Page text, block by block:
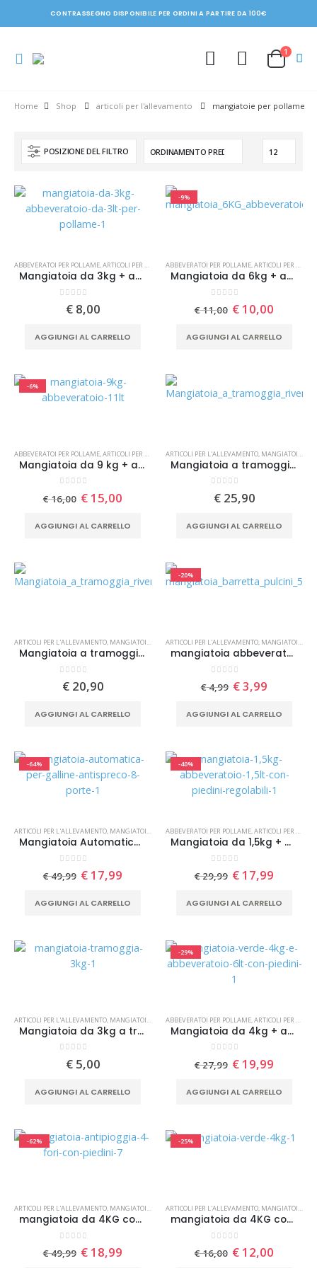
CONTRASSEGNO DISPONIBILE PER ORDINI A PARTIRE DA 100€
1
Shop articoli per l'allevamento mangiatoie per pollame
POSIZIONE DEL FILTRO
ABBEVERATOI PER POLLAME,ARTICOLI PER L'ALLEVAMENTO ,MANGIATOIE PER POLLAME
Mangiatoia da 3kg + abbeveratoio da 3lt per pollame
Su 5
€8,00
AGGIUNGI AL CARRELLO
-9%
ABBEVERATOI PER POLLAME,ARTICOLI PER L'ALLEVAMENTO
Mangiatoia da 6kg + abbeveratoio da 6lt per pollame
Su 5
€11,00 Il
prezzo
originale
era:
€ 10,00
attuale
è:
AGGIUNGI AL CARRELLO
-6%
ABBEVERATOI PER POLLAME ARTICOLI PER L'ALLEVAMENTO ,MANGIATOIE PER POLLAME
Mangiatoia da 9 kg + abbeveratoio da 11 lt per pollame
Su 5
€16,00 Il
prezzo
era:
€ 15,00
è:
AGGIUNGI AL CARRELLO
ARTICOLI PER L'ALLEVAMENTO MANGIATOIE PER POLLAME
Mangiatoia a tramoggia Compacta da 16KG / 22LT con griglia anti-spreco e piedini RiverSystems
Su 5
€25,90
AGGIUNGI AL CARRELLO
ARTICOLI PER L'ALLEVAMENTO, MANGIATOIE PER POLLAME
Mangiatoia a tramoggia Compacta da 9KG / 12LT con griglia anti-spreco e piedini RiverSystems
0Su 5
€20,90
AGGIUNGI AL CARRELLO
-20%
ARTICOLI PER L'ALLEVAMENTO, MANGIATOIE PER POLLAME
mangiatoia abbeveratoio lineare da 50 cm per pulcini quaglie piccioni
Su 5
€4,99 Il
prezzo
originale
era:
€3,99
attuale
è:
AGGIUNGI AL CARRELLO
-64%
ARTICOLI PER L'ALLEVAMENTO, MANGIATOIE PER POLLAME
Mangiatoia Automatica per Galline Antispreco 8 Porte con Coperchio
Su 5
€49,99 Il
prezzo
originale
era:
€ 17,99
attuale
è:
AGGIUNGI AL CARRELLO
-40%
ABBEVERATOI PER POLLAME,ARTICOLI PER L'ALLEVAMENTO
Mangiatoia da 1,5kg + abbeveratoio da 1,5lt per pulcini con piedini regolabili
Su 5
€29,99 Il
prezzo
originale
era:
€ 17,99
attuale
è:
AGGIUNGI AL CARRELLO
ARTICOLI PER L'ALLEVAMENTO, MANGIATOIE PER POLLAME
Mangiatoia da 3kg a tramoggia per pollame
Su 5
€5,00
AGGIUNGI AL CARRELLO
-29%
ABBEVERATOI PER POLLAME,ARTICOLI PER L'ALLEVAMENTO
Mangiatoia da 4kg + abbeveratoio da 6lt per pollame con piedini
Su 5
€27,99 Il
prezzo
originale
era:
€ 19,99
attuale
è:
AGGIUNGI AL CARRELLO
-62%
ARTICOLI PER L'ALLEVAMENTO, MANGIATOIE PER POLLAME
mangiatoia da 4KG con 4 porte di alimentazione e piedini
Su 5
€49,99 Il
prezzo
€ 18,99
-25%
ARTICOLI PER L'ALLEVAMENTO, MANGIATOIE PER POLLAME
mangiatoia da 4KG con piedini per pollame
Su 5
€16,00 Il
prezzo
€ 12,00